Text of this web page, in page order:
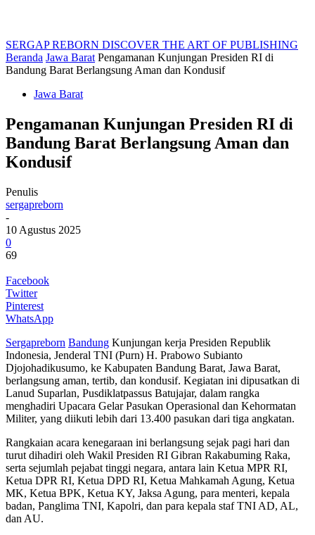
SERGAP REBORN DISCOVER THE ART OF PUBLISHING
Beranda Jawa Barat Pengamanan Kunjungan Presiden RI di
Bandung Barat Berlangsung Aman dan Kondusif
Jawa Barat
Pengamanan Kunjungan Presiden RI di
Bandung Barat Berlangsung Aman dan
Kondusif
Penulis
sergapreborn
-
10 Agustus 2025
0
69
Facebook
Twitter
Pinterest
WhatsApp
Sergapreborn Bandung Kunjungan kerja Presiden Republik
Indonesia, Jenderal TNI (Purn) H. Prabowo Subianto
Djojohadikusumo, ke Kabupaten Bandung Barat, Jawa Barat,
berlangsung aman, tertib, dan kondusif. Kegiatan ini dipusatkan di
Lanud Suparlan, Pusdiklatpassus Batujajar, dalam rangka
menghadiri Upacara Gelar Pasukan Operasional dan Kehormatan
Militer, yang diikuti lebih dari 13.400 pasukan dari tiga angkatan.
Rangkaian acara kenegaraan ini berlangsung sejak pagi hari dan
turut dihadiri oleh Wakil Presiden RI Gibran Rakabuming Raka,
serta sejumlah pejabat tinggi negara, antara lain Ketua MPR RI,
Ketua DPR RI, Ketua DPD RI, Ketua Mahkamah Agung, Ketua
MK, Ketua BPK, Ketua KY, Jaksa Agung, para menteri, kepala
badan, Panglima TNI, Kapolri, dan para kepala staf TNI AD, AL,
dan AU.